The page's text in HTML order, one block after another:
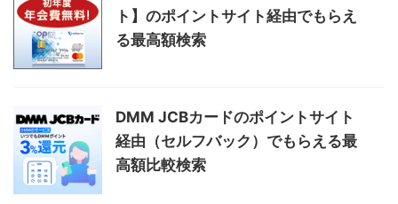
ト】のポイントサイト経由でもらえ
る最高額検索
DMM JCBカードのポイントサイト
経由（セルフバック）でもらえる最
高額比較検索